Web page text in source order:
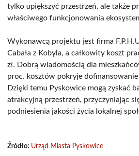
tylko upiększyć przestrzeń, ale także
właściwego funkcjonowania
Wykonawcą projektu jest firma
Cabała z Kobyla, a całkowity koszt
zł. Dobrą wiadomością dla
proc. kosztów pokryje
Dzięki temu Pyskowice mogą zyskać
atrakcyjną przestrzeń, przyczyniając
podniesienia jakości życia lokalnej
Źródło: Urząd Miasta Pyskowice